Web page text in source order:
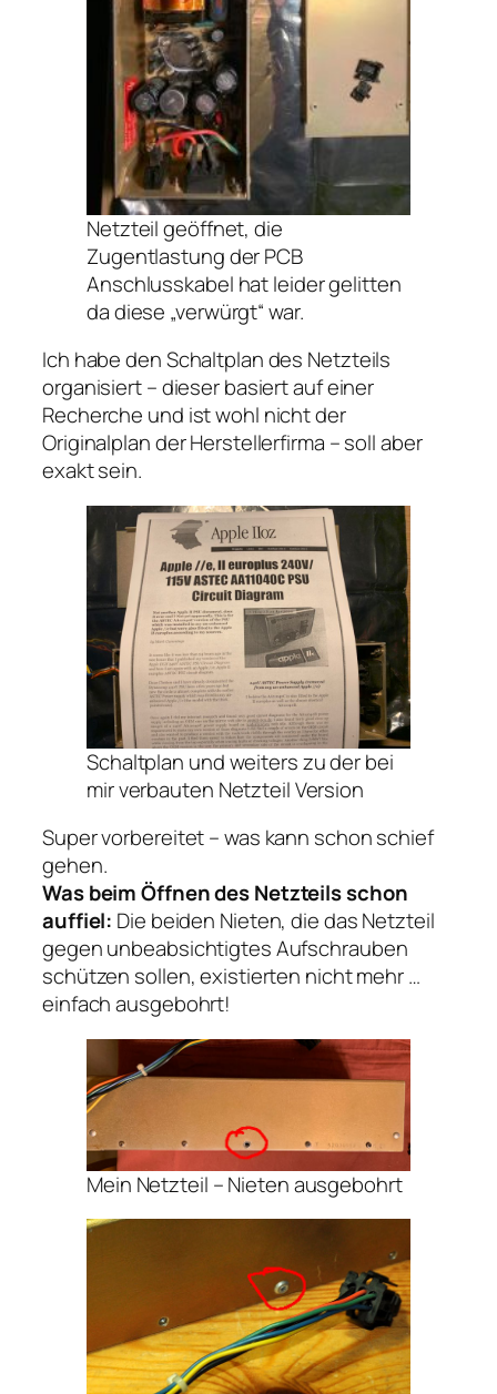
Netzteil geöffnet, die
Zugentlastung der PCB
Anschlusskabel hat leider gelitten
da diese „verwürgt“ war.
Ich habe den Schaltplan des Netzteils
organisiert – dieser basiert auf einer
Recherche und ist wohl nicht der
Originalplan der Herstellerfirma – soll aber
exakt sein.
Schaltplan und weiters zu der bei
mir verbauten Netzteil Version
Super vorbereitet – was kann schon schief
gehen.
Was beim Öffnen des Netzteils schon
auffiel: Die beiden Nieten, die das Netzteil
gegen unbeabsichtigtes Aufschrauben
schützen sollen, existierten nicht mehr …
einfach ausgebohrt!
Mein Netzteil – Nieten ausgebohrt